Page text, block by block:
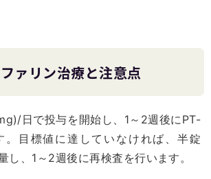
ァリン治療と注意点
日で投与を開始し、1～2週後にPT-
。目標値に達していなければ、半錠
し、1～2週後に再検査を行います。